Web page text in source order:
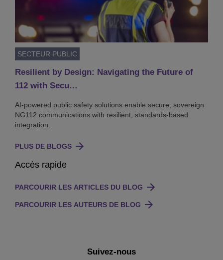
SECTEUR PUBLIC
Resilient by Design: Navigating the Future of
112 with Secu…
AI-powered public safety solutions enable secure, sovereign
NG112 communications with resilient, standards-based
integration.
PLUS DE BLOGS
Accès rapide
PARCOURIR LES ARTICLES DU BLOG
PARCOURIR LES AUTEURS DE BLOG
Suivez-nous